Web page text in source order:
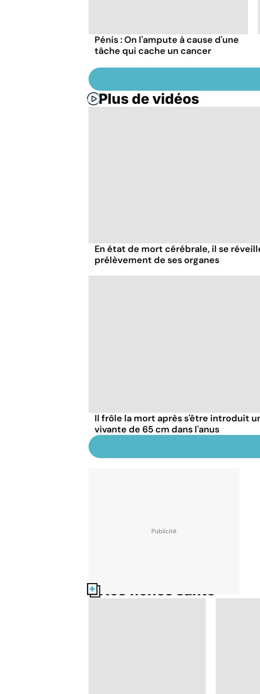
Pénis : On l'ampute à cause d'une
tâche qui cache un cancer
Plus de vidéos
En état de mort cérébrale, il se
prélèvement de ses organes
Il frôle la mort après s'être introduit
vivante de 65 cm dans l'anus
Nos fiches santé